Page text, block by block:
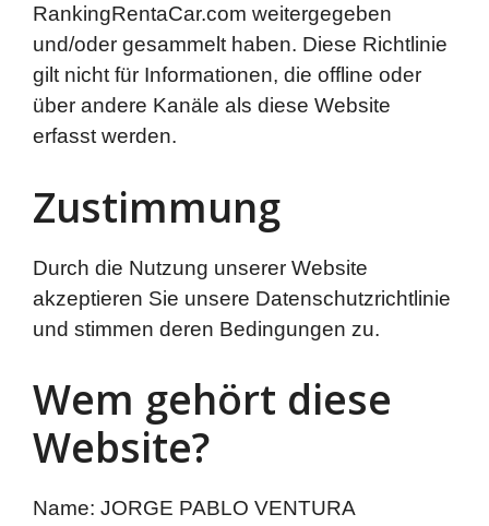
RankingRentaCar.com weitergegeben
und/oder gesammelt haben. Diese Richtlinie
gilt nicht für Informationen, die offline oder
über andere Kanäle als diese Website
erfasst werden.
Zustimmung
Durch die Nutzung unserer Website
akzeptieren Sie unsere Datenschutzrichtlinie
und stimmen deren Bedingungen zu.
Wem gehört diese
Website?
Name: JORGE PABLO VENTURA